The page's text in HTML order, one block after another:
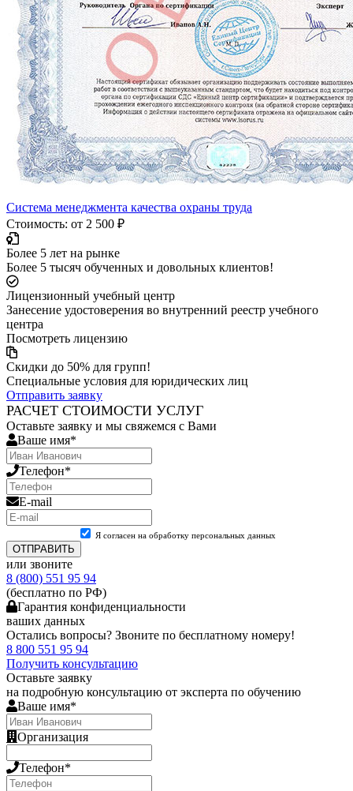
Система менеджмента качества охраны труда
Стоимость: от 2 500 ₽
Более 5 лет на рынке
Более 5 тысяч обученных и довольных клиентов!
Лицензионный учебный центр
Занесение удостоверения во внутренний реестр учебного
центра
Посмотреть лицензию
Скидки до 50% для групп!
Специальные условия для юридических лиц
Отправить заявку
РАСЧЕТ СТОИМОСТИ УСЛУГ
Оставьте заявку и мы свяжемся с Вами
Ваше имя*
Телефон*
E-mail
Я согласен на обработку персональных данных
ОТПРАВИТЬ
или звоните
8 (800) 551 95 94
(бесплатно по РФ)
Гарантия конфиденциальности
ваших данных
Остались вопросы? Звоните по бесплатному номеру!
8 800 551 95 94
Получить консультацию
Оставьте заявку
на подробную консультацию от эксперта по обучению
Ваше имя*
Организация
Телефон*